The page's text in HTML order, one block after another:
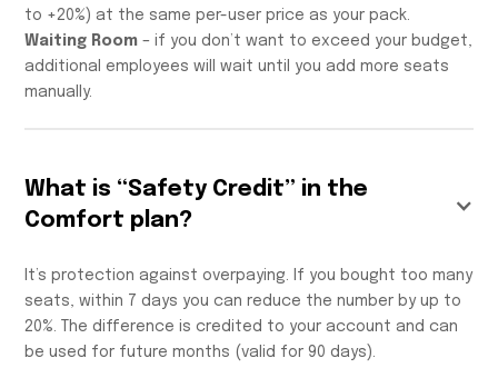
to +20%) at the same per-user price as your pack.
Waiting Room – if you don’t want to exceed your budget,
additional employees will wait until you add more seats
manually.
What is “Safety Credit” in the
Comfort plan?
It’s protection against overpaying. If you bought too many
seats, within 7 days you can reduce the number by up to
20%. The difference is credited to your account and can
be used for future months (valid for 90 days).